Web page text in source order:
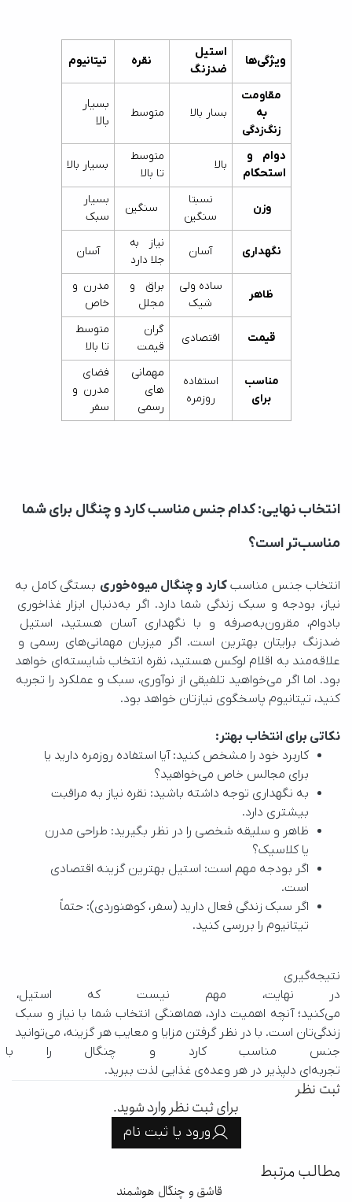
ویژگی‌ها
استیل
ضدزنگ
نقره تیتانیوم
مقاومت
به
زنگ‌زدگی
بسار بالا متوسط
بسیار
بالا
دوام و
استحکام
بالا
متوسط
تا بالا
بسیار بالا
وزن
نسبتا
سنگین
سنگین
بسیار
سبک
نگهداری آسان
نیاز به
جلا دارد
آسان
ظاهر
ساده ولی
شیک
براق و
مجلل
مدرن و
خاص
قیمت اقتصادی
گران
قیمت
متوسط
تا بالا
مناسب
برای
استفاده
روزمره
مهمانی
رسمی
فضای
مدرن و
سفر
انتخاب نهایی: کدام جنس مناسب کارد و چنگال برای شما
مناسب‌تر است؟
انتخاب جنس مناسب کارد و چنگال میوه‌خوری
بستگی کامل به
نیاز، بودجه و سبک زندگی شما دارد. اگر به‌دنبال ابزار غذاخوری
بادوام، مقرون‌به‌صرفه و با نگهداری آسان هستید، استیل
ضدزنگ برایتان بهترین است. اگر میزبان مهمانی‌های رسمی و
علاقه‌مند به اقلام لوکس هستید، نقره انتخاب شایسته‌ای خواهد
بود. اما اگر می‌خواهید تلفیقی از نوآوری، سبک و عملکرد را تجربه
کنید، تیتانیوم پاسخگوی نیازتان خواهد بود.
نکاتی برای انتخاب بهتر:
کاربرد خود را مشخص کنید: آیا استفاده روزمره دارید یا
برای مجالس خاص می‌خواهید؟
به نگهداری توجه داشته باشید: نقره نیاز به مراقبت
بیشتری دارد.
ظاهر و سلیقه شخصی را در نظر بگیرید: طراحی مدرن
یا کلاسیک؟
اگر بودجه مهم است: استیل بهترین گزینه اقتصادی
است.
اگر سبک زندگی فعال دارید (سفر، کوهنوردی): حتماً
تیتانیوم را بررسی کنید.
نتیجه‌گیری
در نهایت، مهم نیست که استیل،
می‌کنید؛ آنچه اهمیت دارد، هماهنگی انتخاب شما با نیاز و سبک
زندگی‌تان است. با در نظر گرفتن مزایا و معایب هر گزینه، می‌توانید
جنس مناسب کارد و چنگال را با
تجربه‌ای دلپذیر در هر وعده‌ی غذایی لذت ببرید.
ثبت نظر
برای ثبت نظر وارد شوید.
ورود یا ثبت نام
مطالب مرتبط
قاشق و چنگال هوشمند